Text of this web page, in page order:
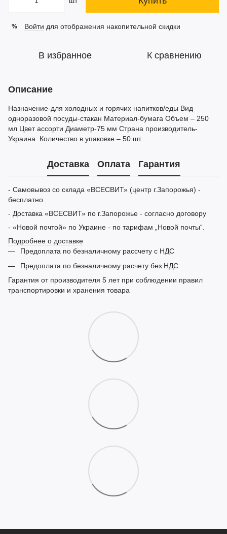
% Войти для отображения накопительной скидки
В избранное К сравнению
Описание
Назначение-для холодных и горячих напитков/еды Вид
одноразовой посуды-стакан Материал-бумага Объем – 250
мл Цвет ассорти Диаметр-75 мм Страна производитель-
Украина. Количество в упаковке – 50 шт.
Доставка Оплата Гарантия
- Самовывоз со склада «ВСЕСВИТ» (центр г.Запорожья) -
бесплатно.
- Доставка «ВСЕСВИТ» по г.Запорожье - согласно договору
- «Новой почтой» по Украине - по тарифам „Новой почты“.
Подробнее о доставке
Предоплата по безналичному рассчету с НДС
Предоплата по безналичному расчету без НДС
Гарантия от производителя 5 лет при соблюдении правил
транспортировки и хранения товара